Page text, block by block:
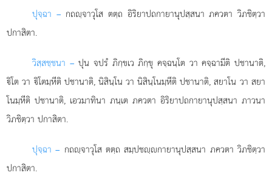
ปุจฺฉา – กถฺจาวุโส ตตฺถ อิริยาปถกายานุปสฺสนา ภควตา วิภชิตฺวา
ปกาสิตา.
วิสฺสชฺชนา – ปุน จปรํ ภิกฺขเว ภิกฺขุ คจฺฉนฺโต วา คจฺฉามีติ ปชานาติ,
ิโต วา ิโตมฺหีติ ปชานาติ, นิสินฺโน วา นิสินฺโนมฺหีติ ปชานาติ, สยาโน วา สยา
โนมฺหีติ ปชานาติ, เอวมาทินา ภนฺเต ภควตา อิริยาปถกายานุปสฺสนา ภาวนา
วิภชิตฺวา ปกาสิตา.
ปุจฺฉา – กถฺจาวุโส ตตฺถ สมฺปชฺกายานุปสฺสนา ภควตา วิภชิตฺวา
ปกาสิตา.